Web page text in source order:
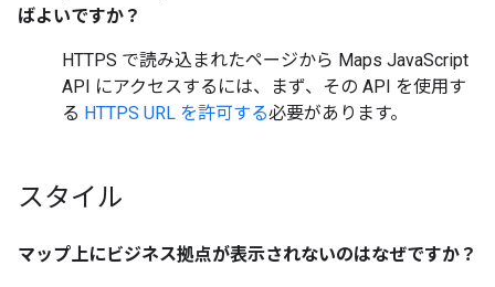
ばよいですか？
HTTPS で読み込まれたページから Maps JavaScript
API にアクセスするには、まず、その API を使用す
る HTTPS URL を許可する必要があります。
スタイル
マップ上にビジネス拠点が表示されないのはなぜですか？